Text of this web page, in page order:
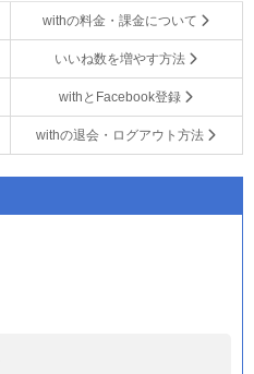
withの料金・課金について
いいね数を増やす方法
withとFacebook登録
withの退会・ログアウト方法